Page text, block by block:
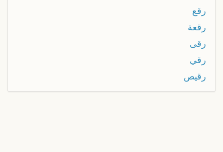
رقع
رقعة
رقى
رقي
رقيص